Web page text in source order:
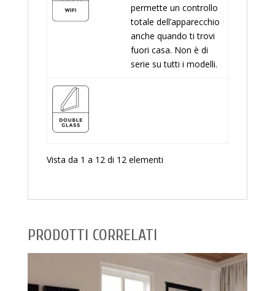
permette un controllo
totale dell’apparecchio
anche quando ti trovi
fuori casa. Non è di
serie su tutti i modelli.
Vista da 1 a 12 di 12 elementi
PRODOTTI CORRELATI